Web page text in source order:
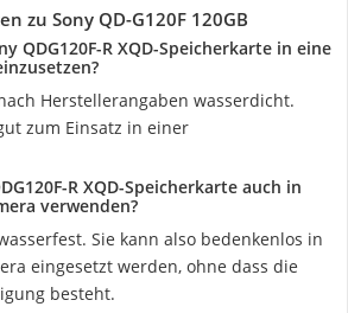
zu Sony QD-G120F 120GB
QDG120F-R XQD-Speicherkarte in eine
Herstellerangaben wasserdicht.
zum Einsatz in einer
R XQD-Speicherkarte auch in
verwenden?
Sie kann also bedenkenlos in
eingesetzt werden, ohne dass die
besteht.